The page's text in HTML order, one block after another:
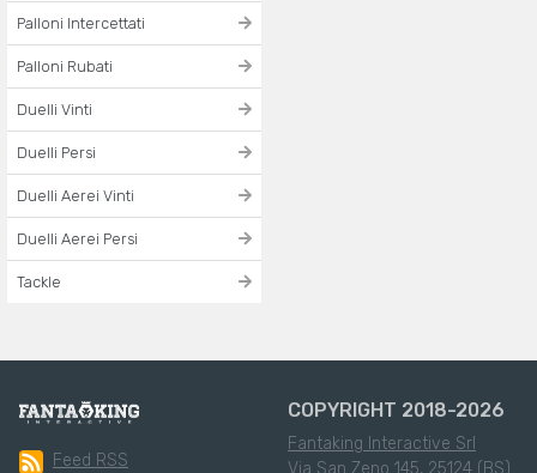
Palloni Intercettati
Palloni Rubati
Duelli Vinti
Duelli Persi
Duelli Aerei Vinti
Duelli Aerei Persi
Tackle
Feed RSS
COPYRIGHT 2018-2026
Fantaking Interactive Srl